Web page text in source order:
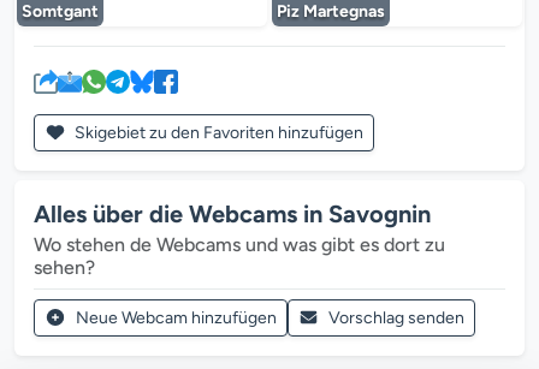
Somtgant Piz Martegnas
Skigebiet zu den Favoriten hinzufügen
Alles über die Webcams in Savognin
Wo stehen de Webcams und was gibt es dort zu
sehen?
Neue Webcam hinzufügen Vorschlag senden